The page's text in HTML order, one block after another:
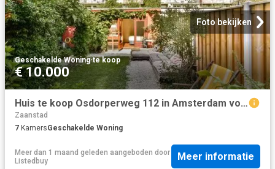
Foto bekijken
Geschakelde Woning·te koop
€ 10.000
Huis te koop Osdorperweg 112 in Amsterdam voor € 750.000
Zaanstad
7 KamersGeschakelde Woning
Meer dan 1 maand geleden aangeboden door
Listedbuy
Meer informatie